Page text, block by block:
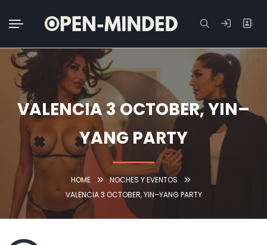
Buscar:
VALENCIA 3 OCTOBER, YIN–
YANG PARTY
HOME
NOCHES Y EVENTOS
VALENCIA 3 OCTOBER, YIN–YANG PARTY